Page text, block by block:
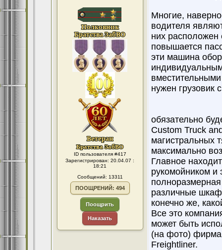
ID пользователя #417
Зарегистрирован: 20.04.07 :
18:21
Сообщений: 13311
ПООЩРЕНИЙ: 494
Поощрить
Наказать
Многие,
водителя
них расположен
повышается
эти машина
нужен
обязательно
Custom Truck
магистральных
максимально
Главное
рукомойником и
различные
конечно же,
Все это
может быть
(на фото) фирма
Freightliner.